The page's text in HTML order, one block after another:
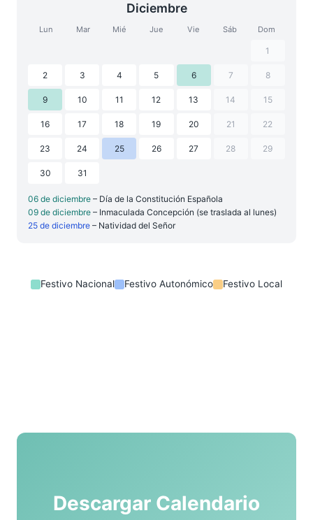
Diciembre
Lun Mar Mié Jue Vie Sáb Dom
1
2 3 4 5 6 7 8
9 10 11 12 13 14 15
16 17 18 19 20 21 22
23 24 25 26 27 28 29
30 31
06 de diciembre – Día de la Constitución Española
09 de diciembre – Inmaculada Concepción (se traslada al lunes)
25 de diciembre – Natividad del Señor
Festivo Nacional Festivo Autonómico Festivo Local
Descargar Calendario